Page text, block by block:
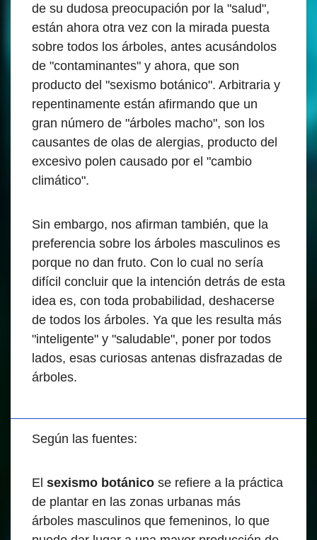
de su dudosa preocupación por la "salud",
están ahora otra vez con la mirada puesta
sobre todos los árboles, antes acusándolos
de "contaminantes" y ahora, que son
producto del "sexismo botánico". Arbitraria y
repentinamente están afirmando que un
gran número de "árboles macho", son los
causantes de olas de alergias, producto del
excesivo polen causado por el "cambio
climático".
Sin embargo, nos afirman también, que la
preferencia sobre los árboles masculinos es
porque no dan fruto. Con lo cual no sería
difícil concluir que la intención detrás de esta
idea es, con toda probabilidad, deshacerse
de todos los árboles. Ya que les resulta más
"inteligente" y "saludable", poner por todos
lados, esas curiosas antenas disfrazadas de
árboles.
Según las fuentes:
El sexismo botánico se refiere a la práctica
de plantar en las zonas urbanas más
árboles masculinos que femeninos, lo que